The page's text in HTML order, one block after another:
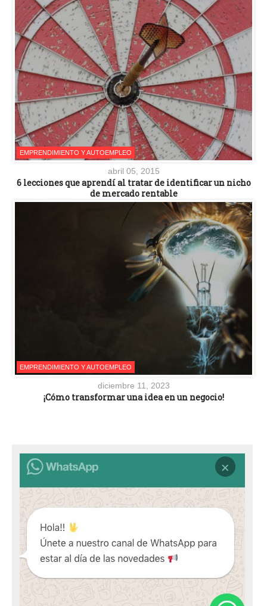
EMPRENDIMIENTO Y AUTOEMPLEO
abril 05, 2015
6 lecciones que aprendí al tratar de identificar un nicho
de mercado rentable
EMPRENDIMIENTO Y AUTOEMPLEO
diciembre 11, 2023
¡Cómo transformar una idea en un negocio!